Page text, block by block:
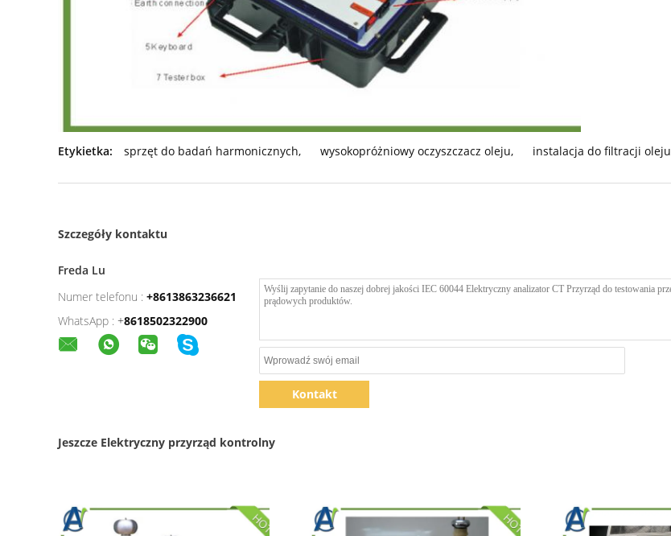
Etykietka: sprzęt do badań harmonicznych, wysokopróżniowy oczyszczacz oleju, instalacja do filtracji oleju
Szczegóły kontaktu
Freda Lu
Numer telefonu : +8613863236621
WhatsApp : +8618502322900
Kontakt
Jeszcze Elektryczny przyrząd kontrolny